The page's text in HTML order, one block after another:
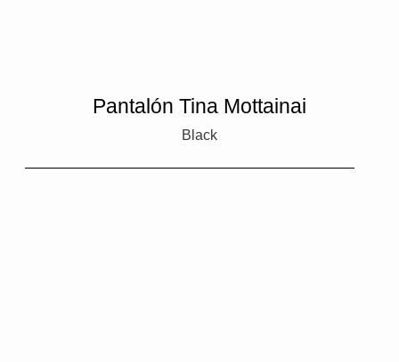
Pantalón Tina Mottainai
Black